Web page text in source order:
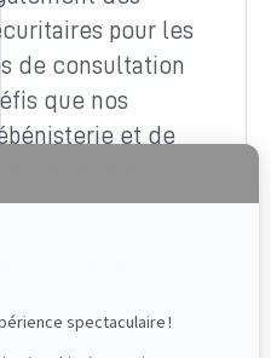
pour les
de consultation
que nos
et de
passionné.
démontre